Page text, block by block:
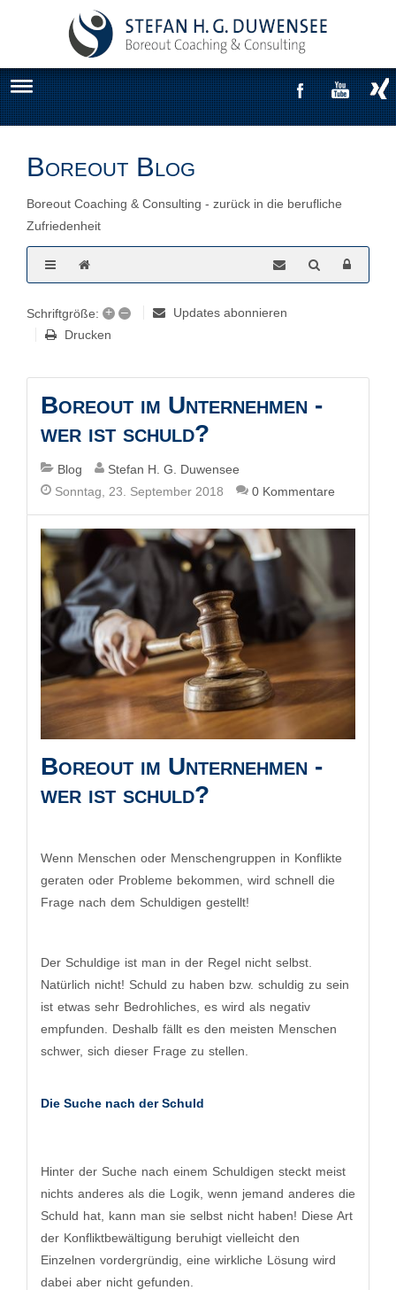
Boreout Blog
Boreout Coaching & Consulting - zurück in die berufliche
Zufriedenheit
Schriftgröße: + –
Updates abonnieren
Drucken
Boreout im Unternehmen -
wer ist schuld?
Blog
Stefan H. G. Duwensee
Sonntag, 23. September 2018
0 Kommentare
Boreout im Unternehmen -
wer ist schuld?
Wenn Menschen oder Menschengruppen in Konflikte
geraten oder Probleme bekommen, wird schnell die
Frage nach dem Schuldigen gestellt!
Der Schuldige ist man in der Regel nicht selbst.
Natürlich nicht! Schuld zu haben bzw. schuldig zu sein
ist etwas sehr Bedrohliches, es wird als negativ
empfunden. Deshalb fällt es den meisten Menschen
schwer, sich dieser Frage zu stellen.
Die Suche nach der Schuld
Hinter der Suche nach einem Schuldigen steckt meist
nichts anderes als die Logik, wenn jemand anderes die
Schuld hat, kann man sie selbst nicht haben! Diese Art
der Konfliktbewältigung beruhigt vielleicht den
Einzelnen vordergründig, eine wirkliche Lösung wird
dabei aber nicht gefunden.